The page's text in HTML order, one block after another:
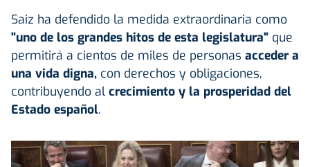
Saiz ha defendido la medida extraordinaria como
"uno de los grandes hitos de esta legislatura" que
permitirá a cientos de miles de personas acceder a
una vida digna, con derechos y obligaciones,
contribuyendo al crecimiento y la prosperidad del
Estado español.